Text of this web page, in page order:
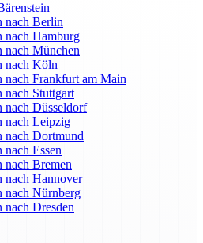
nach Berlin
nach Hamburg
nach München
nach Köln
nach Frankfurt am Main
nach Stuttgart
nach Düsseldorf
nach Leipzig
nach Dortmund
Essen
nach Bremen
nach Hannover
nach Nürnberg
Dresden